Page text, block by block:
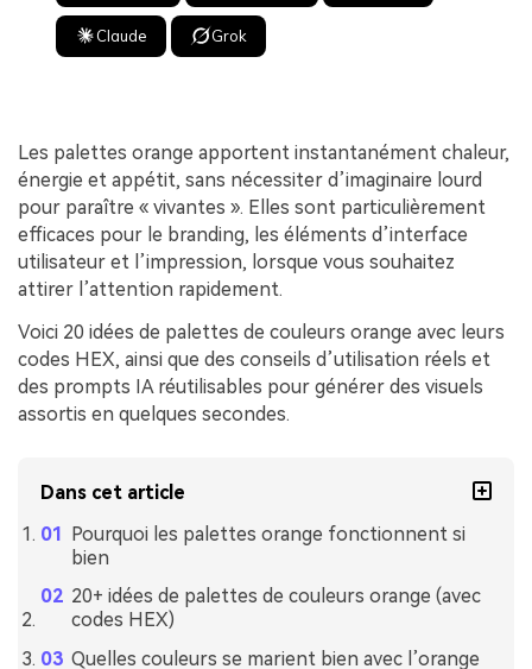
Claude Grok
Les palettes orange apportent instantanément chaleur,
énergie et appétit, sans nécessiter d’imaginaire lourd
pour paraître « vivantes ». Elles sont particulièrement
efficaces pour le branding, les éléments d’interface
utilisateur et l’impression, lorsque vous souhaitez
attirer l’attention rapidement.
Voici 20 idées de palettes de couleurs orange avec leurs
codes HEX, ainsi que des conseils d’utilisation réels et
des prompts IA réutilisables pour générer des visuels
assortis en quelques secondes.
Dans cet article
Pourquoi les palettes orange fonctionnent si
bien
20+ idées de palettes de couleurs orange (avec
codes HEX)
Quelles couleurs se marient bien avec l’orange